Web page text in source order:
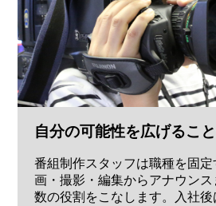
自分の可能性を広げるこ
番組制作スタッフは職種を固
画・撮影・編集からアナウン
数の役割をこなします。入社